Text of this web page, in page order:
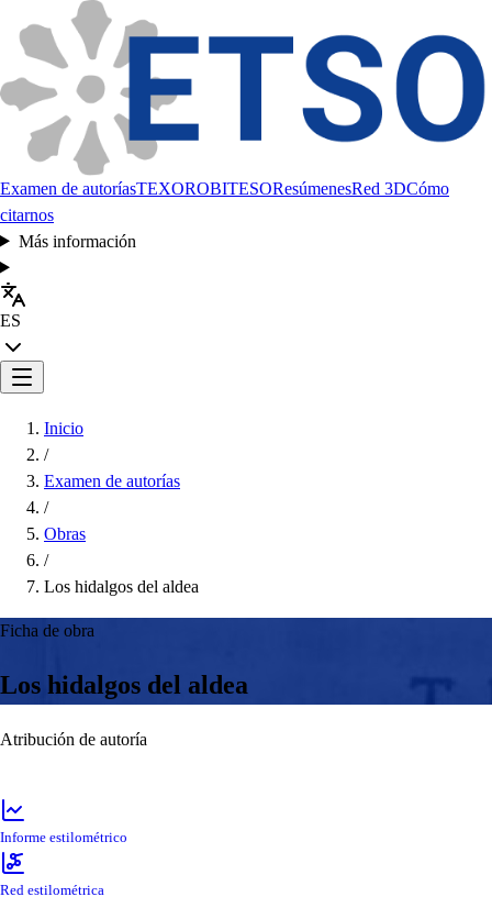
Examen de autoríasTEXOROBITESOResúmenesRed 3DCómo
citarnos
Más información
ES
Inicio
/
Examen de autorías
/
Obras
/
Los hidalgos del aldea
Ficha de obra
Los hidalgos del aldea
Atribución de autoría
Informe estilométrico
Red estilométrica